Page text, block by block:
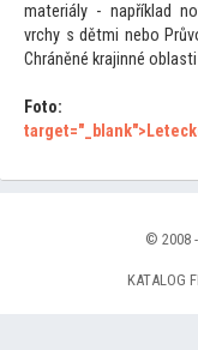
materiály - například
vrchy s dětmi nebo
Chráněné krajinné
Fo
© 2008 -
KATALOG